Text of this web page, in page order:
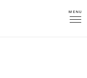
MENU
MENU